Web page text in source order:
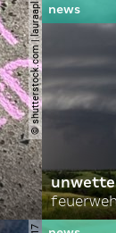
© shutterstock.com | lauraapl